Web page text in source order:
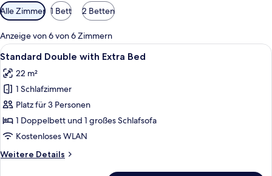
Verfügbare
Filter
für
Zimmer
Alle Zimmer 1 Bett 2 Betten
Anzeige von 6 von 6 Zimmern
Alle
Fotos
für
Standard
Double
with
Extra
anzeigen
Ein Hotelzimmer mit Bett,
7
Standard Double with Extra Bed
22 m²
1 Schlafzimmer
Platz für 3 Personen
1 Doppelbett und 1 großes Schlafsofa
Kostenloses WLAN
Weitere Details
Weitere